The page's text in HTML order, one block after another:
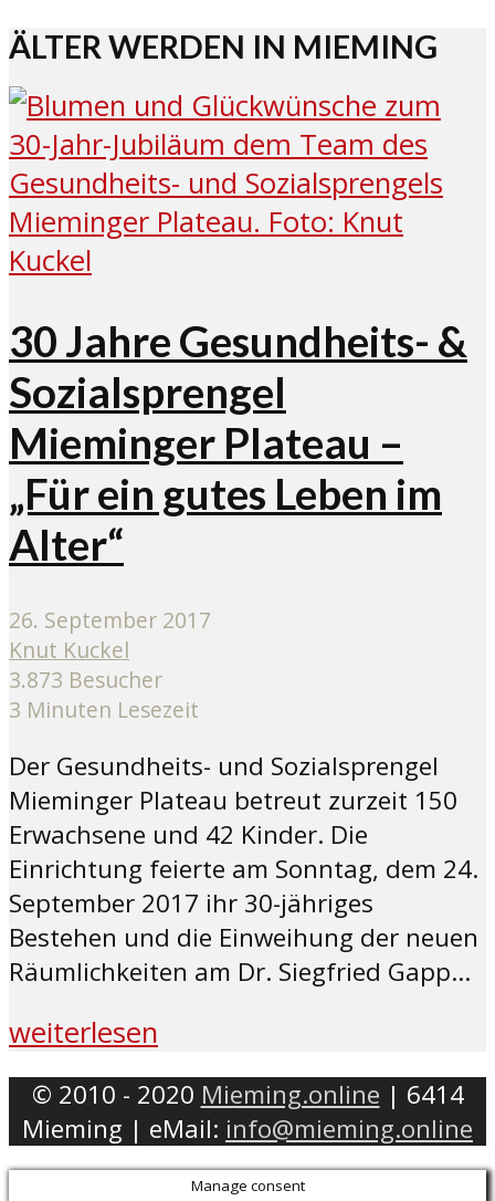
ÄLTER WERDEN IN MIEMING
30 Jahre Gesundheits- &
Sozialsprengel
Mieminger Plateau –
„Für ein gutes Leben im
Alter“
26. September 2017
Knut Kuckel
3.873 Besucher
3 Minuten Lesezeit
Der Gesundheits- und Sozialsprengel
Mieminger Plateau betreut zurzeit 150
Erwachsene und 42 Kinder. Die
Einrichtung feierte am Sonntag, dem 24.
September 2017 ihr 30-jähriges
Bestehen und die Einweihung der neuen
Räumlichkeiten am Dr. Siegfried Gapp...
weiterlesen
© 2010 - 2020 Mieming.online | 6414
Mieming | eMail: info@mieming.online
Manage consent